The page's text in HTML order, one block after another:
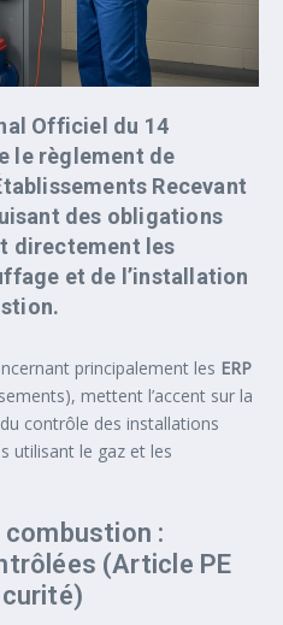
Officiel du 14
le règlement de
Recevant
des obligations
directement les
et de l’installation
principalement les ERP
mettent l’accent sur la
contrôle des installations
utilisant le gaz et les
:
(Article PE